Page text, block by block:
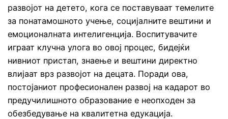
развојот на детето, кога се поставуваат темелите
за понатамошното учење, социјалните вештини и
емоционалната интелигенција. Воспитувачите
играат клучна улога во овој процес, бидејќи
нивниот пристап, знаење и вештини директно
влијаат врз развојот на децата. Поради ова,
постојаниот професионален развој на кадарот во
предучилишното образование е неопходен за
обезбедување на квалитетна едукација.